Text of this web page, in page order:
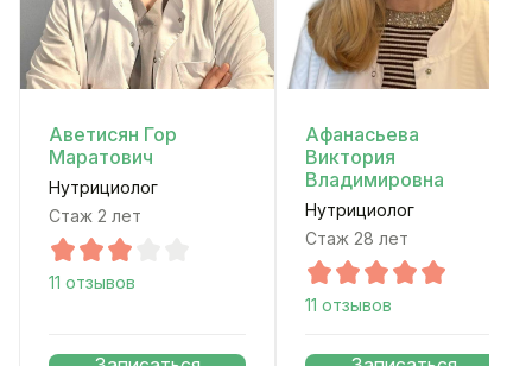
Аветисян Гор
Маратович
Нутрициолог
Стаж 2 лет
11 отзывов
Афанасьева
Виктория
Владимировна
Нутрициолог
Стаж 28 лет
11 отзывов